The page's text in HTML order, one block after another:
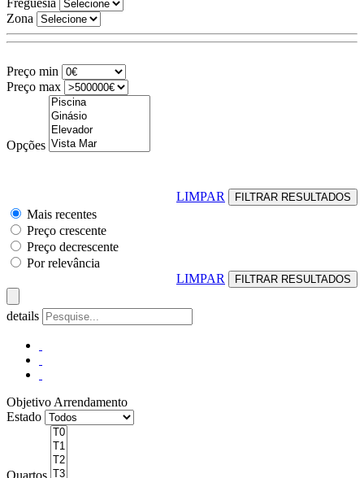
Freguesia
Zona
Preço min
Preço max
Opções
LIMPAR
Mais recentes
Preço crescente
Preço decrescente
Por relevância
LIMPAR
details
Objetivo Arrendamento
Estado
Quartos